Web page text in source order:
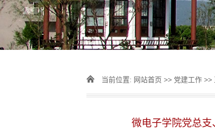
当前位置: 网站首页 >> 党建工作 >>
微电子学院党总